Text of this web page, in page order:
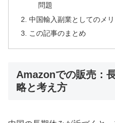
問題
中国輸入副業としてのメ
この記事のまとめ
Amazonでの販売：
略と考え方